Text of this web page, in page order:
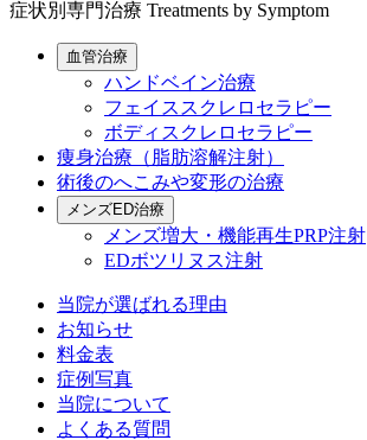
症状別専門治療 Treatments by Symptom
血管治療
ハンドベイン治療
フェイススクレロセラピー
ボディスクレロセラピー
痩身治療（脂肪溶解注射）
術後のへこみや変形の治療
メンズED治療
メンズ増大・機能再生PRP注射
EDボツリヌス注射
当院が選ばれる理由
お知らせ
料金表
症例写真
当院について
よくある質問